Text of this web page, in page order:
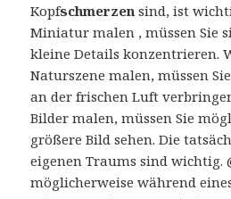
Kopfschmerzen sind, ist
Miniatur malen , müssen Sie
kleine Details konzentrieren.
Naturszene malen, müssen
an der frischen Luft
Bilder malen, müssen Sie
größere Bild sehen. Die
eigenen Traums sind wichtig.
möglicherweise während